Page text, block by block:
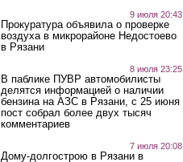
9 июля 20:43
Прокуратура объявила о проверке
воздуха в микрорайоне Недостоево
в Рязани
8 июля 23:25
В паблике ПУВР автомобилисты
делятся информацией о наличии
бензина на АЗС в Рязани, с 25 июня
пост собрал более двух тысяч
комментариев
7 июля 20:08
Дому-долгострою в Рязани в